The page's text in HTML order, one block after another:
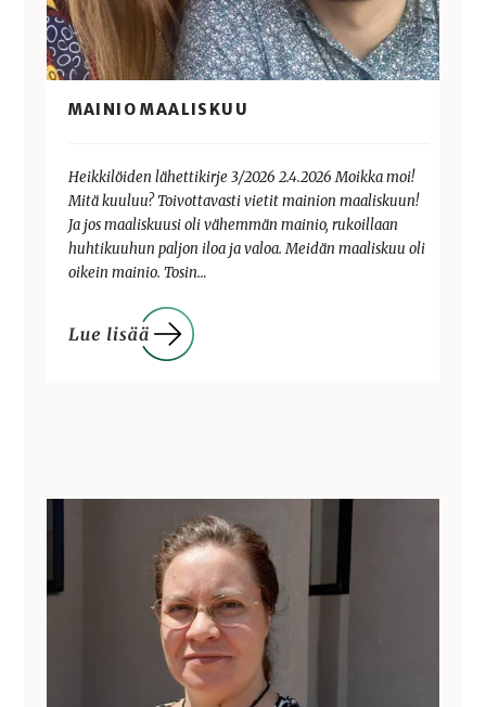
MAINIO MAALISKUU
Heikkilöiden lähettikirje 3/2026 2.4.2026 Moikka moi!
Mitä kuuluu? Toivottavasti vietit mainion maaliskuun!
Ja jos maaliskuusi oli vähemmän mainio, rukoillaan
huhtikuuhun paljon iloa ja valoa. Meidän maaliskuu oli
oikein mainio. Tosin…